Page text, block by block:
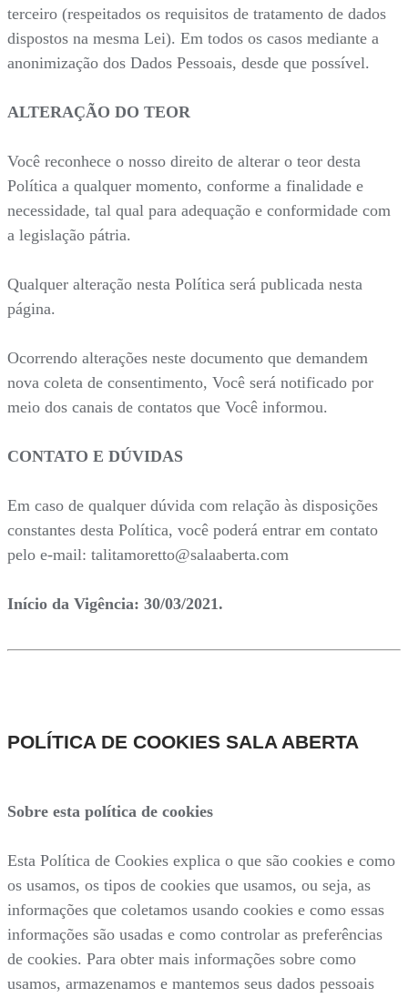
terceiro (respeitados os requisitos de tratamento de dados
dispostos na mesma Lei). Em todos os casos mediante a
anonimização dos Dados Pessoais, desde que possível.
ALTERAÇÃO DO TEOR
Você reconhece o nosso direito de alterar o teor desta
Política a qualquer momento, conforme a finalidade e
necessidade, tal qual para adequação e conformidade com
a legislação pátria.
Qualquer alteração nesta Política será publicada nesta
página.
Ocorrendo alterações neste documento que demandem
nova coleta de consentimento, Você será notificado por
meio dos canais de contatos que Você informou.
CONTATO E DÚVIDAS
Em caso de qualquer dúvida com relação às disposições
constantes desta Política, você poderá entrar em contato
pelo e-mail: talitamoretto@salaaberta.com
Início da Vigência: 30/03/2021.
POLÍTICA DE COOKIES SALA ABERTA
Sobre esta política de cookies
Esta Política de Cookies explica o que são cookies e como
os usamos, os tipos de cookies que usamos, ou seja, as
informações que coletamos usando cookies e como essas
informações são usadas e como controlar as preferências
de cookies. Para obter mais informações sobre como
usamos, armazenamos e mantemos seus dados pessoais